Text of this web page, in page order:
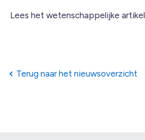
Lees het wetenschappelijke artikel
Terug naar het nieuwsoverzicht